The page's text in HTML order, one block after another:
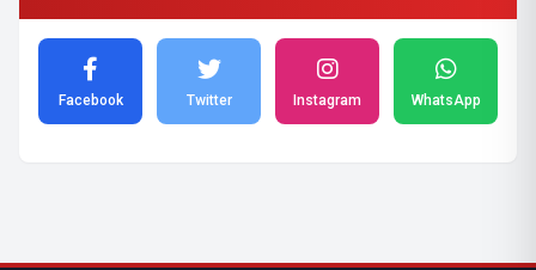
Facebook Twitter Instagram WhatsApp